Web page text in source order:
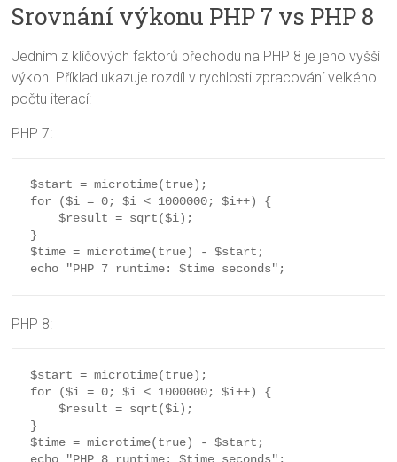
Srovnání výkonu PHP 7 vs PHP 8
Jedním z klíčových faktorů přechodu na PHP 8 je jeho vyšší
výkon. Příklad ukazuje rozdíl v rychlosti zpracování velkého
počtu iterací:
PHP 7:
$start = microtime(true);
for ($i = 0; $i < 1000000; $i++) {
    $result = sqrt($i);
}
$time = microtime(true) - $start;
PHP 8:
$start = microtime(true);
for ($i = 0; $i < 1000000; $i++) {
    $result = sqrt($i);
}
$time = microtime(true) - $start;